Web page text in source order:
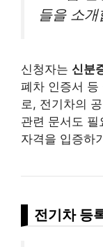
들을 소개
신청자는 신분
폐차 인증서 등
로, 전기차의
관련 문서도 필
자격을 입증하
전기차 등